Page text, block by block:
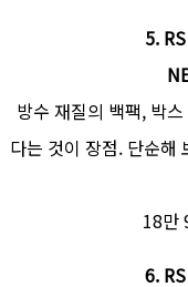
5.
방수 재질의 백팩, 박
다는 것이 장점. 단순해
18만
6.